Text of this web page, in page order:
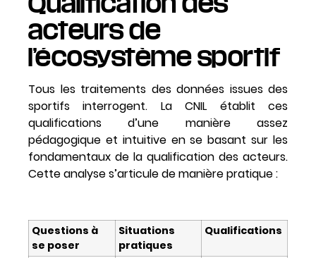
acteurs de
l’écosystème sportif
Tous les traitements des données issues des
sportifs interrogent. La CNIL établit ces
qualifications d’une manière assez
pédagogique et intuitive en se basant sur les
fondamentaux de la qualification des acteurs.
Cette analyse s’articule de manière pratique :
Questions à
se poser
Situations
pratiques
Qualifications